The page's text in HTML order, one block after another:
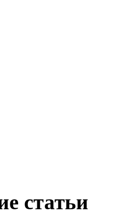
статьи